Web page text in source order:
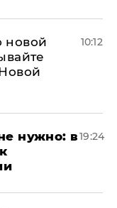
новой
10:12
нужно: в19:24